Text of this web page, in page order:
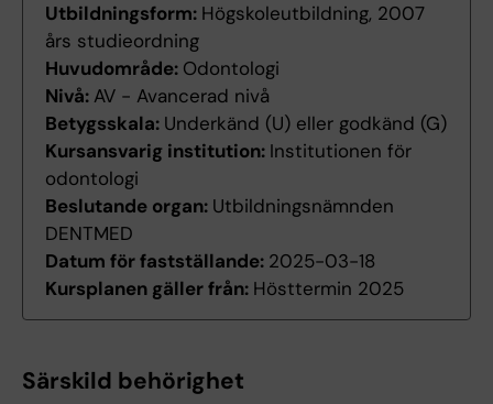
Utbildningsform: Högskoleutbildning, 2007
års studieordning
Huvudområde: Odontologi
Nivå: AV - Avancerad nivå
Betygsskala: Underkänd (U) eller godkänd (G)
Kursansvarig institution: Institutionen för
odontologi
Beslutande organ: Utbildningsnämnden
DENTMED
Datum för fastställande: 2025-03-18
Kursplanen gäller från: Hösttermin 2025
Särskild behörighet